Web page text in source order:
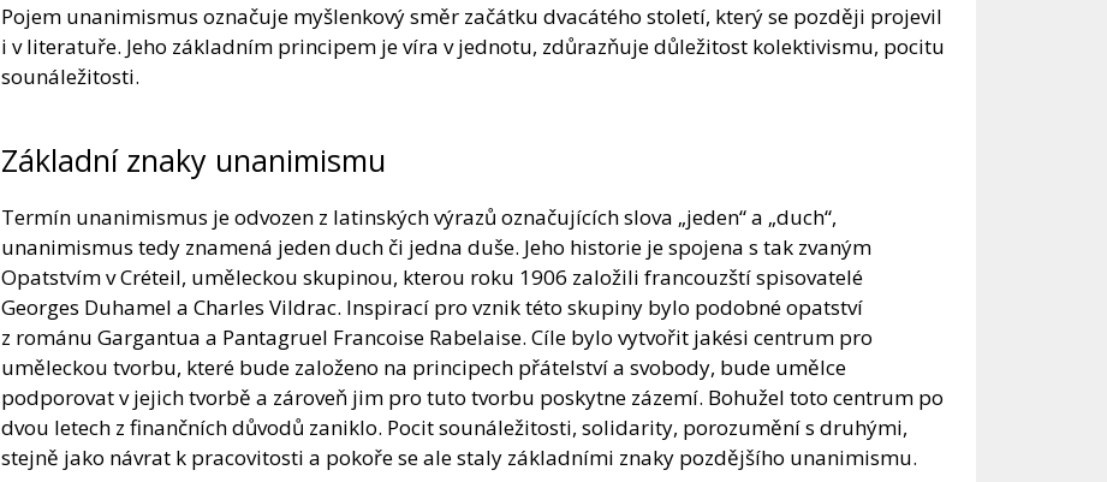
Pojem unanimismus označuje myšlenkový směr začátku dvacátého století, který se později projevil
i v literatuře. Jeho základním principem je víra v jednotu, zdůrazňuje důležitost kolektivismu, pocitu
sounáležitosti.
Základní znaky unanimismu
Termín unanimismus je odvozen z latinských výrazů označujících slova „jeden“ a „duch“,
unanimismus tedy znamená jeden duch či jedna duše. Jeho historie je spojena s tak zvaným
Opatstvím v Créteil, uměleckou skupinou, kterou roku 1906 založili francouzští spisovatelé
Georges Duhamel a Charles Vildrac. Inspirací pro vznik této skupiny bylo podobné opatství
z románu Gargantua a Pantagruel Francoise Rabelaise. Cíle bylo vytvořit jakési centrum pro
uměleckou tvorbu, které bude založeno na principech přátelství a svobody, bude umělce
podporovat v jejich tvorbě a zároveň jim pro tuto tvorbu poskytne zázemí. Bohužel toto centrum po
dvou letech z finančních důvodů zaniklo. Pocit sounáležitosti, solidarity, porozumění s druhými,
stejně jako návrat k pracovitosti a pokoře se ale staly základními znaky pozdějšího unanimismu.